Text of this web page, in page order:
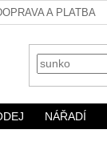
A PLATBA
NÁŘADÍ